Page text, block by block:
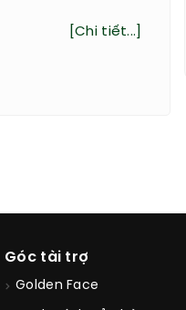
[Chi tiết...]
Góc tài trợ
Golden Face